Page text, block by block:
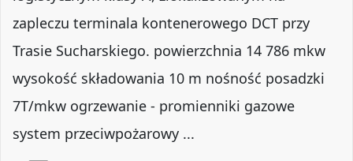
zapleczu terminala kontenerowego DCT przy
Trasie Sucharskiego. powierzchnia 14 786 mkw
wysokość składowania 10 m nośność posadzki
7T/mkw ogrzewanie - promienniki gazowe
system przeciwpożarowy ...